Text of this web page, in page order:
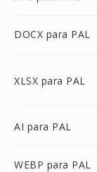
DOCX para PAL
XLSX para PAL
AI para PAL
WEBP para PAL